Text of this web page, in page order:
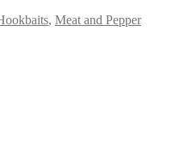
, Meat and Pepper